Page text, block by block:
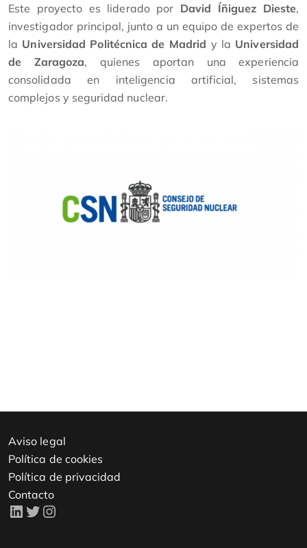
Este proyecto es liderado por David Íñiguez Dieste,
investigador principal, junto a un equipo de expertos de
la Universidad Politécnica de Madrid y la Universidad
de Zaragoza, quienes aportan una experiencia
consolidada en inteligencia artificial, sistemas
complejos y seguridad nuclear.
Aviso legal
Política de cookies
Política de privacidad
Contacto